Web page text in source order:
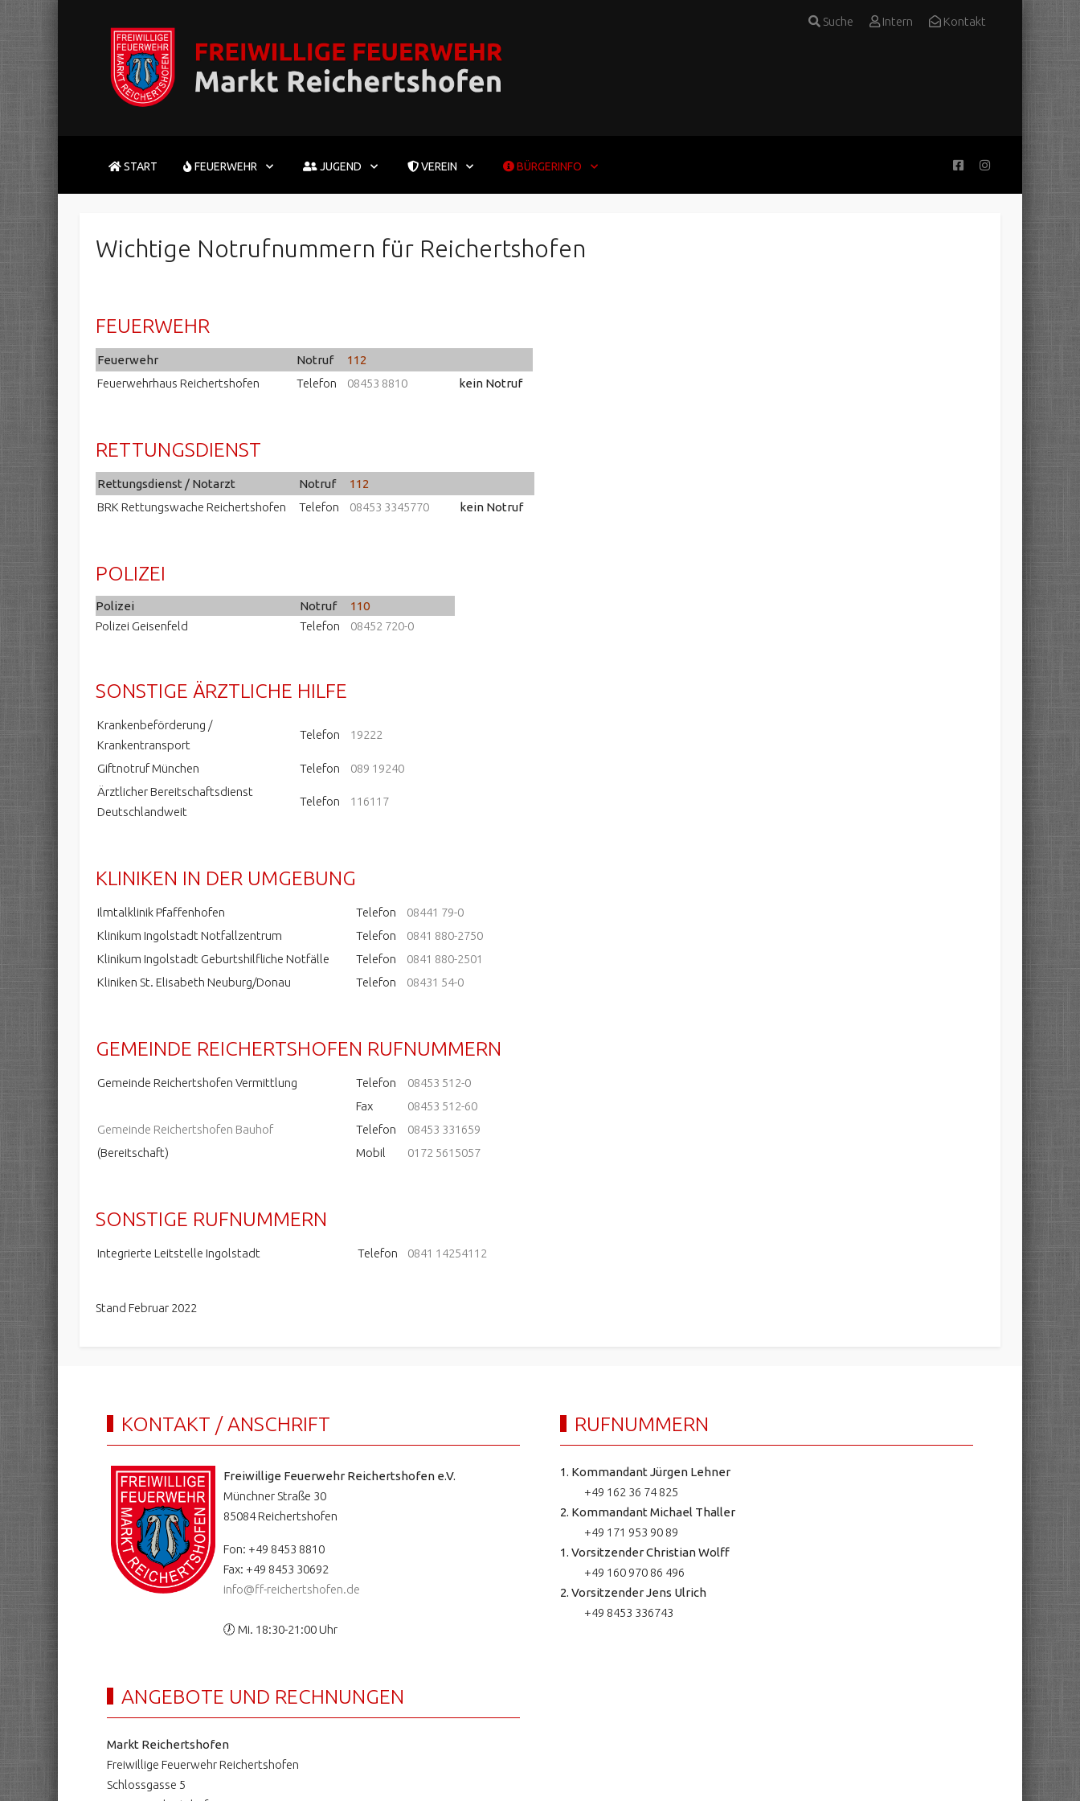
Suche Intern Kontakt
START FEUERWEHR JUGEND VEREIN BÜRGERINFO
Wichtige Notrufnummern für Reichertshofen
FEUERWEHR
Feuerwehr Notruf
112
Feuerwehrhaus Reichertshofen
Telefon 08453 8810 kein Notruf
RETTUNGSDIENST
Rettungsdienst / Notarzt Notruf
112
BRK Rettungswache Reichertshofen
Telefon 08453 3345770 kein Notruf
POLIZEI
Polizei Notruf
110
Polizei Geisenfeld
Telefon 08452 720-0
SONSTIGE ÄRZTLICHE HILFE
Krankenbeförderung /
Krankentransport
Telefon 19222
Giftnotruf München Telefon
089 19240
Ärztlicher Bereitschaftsdienst
Deutschlandweit
Telefon 116117
KLINIKEN IN DER UMGEBUNG
Ilmtalklinik Pfaffenhofen Telefon
08441 79-0
Klinikum Ingolstadt Notfallzentrum
Telefon
0841 880-2750
Klinikum Ingolstadt Geburtshilfliche Notfälle
Telefon
0841 880-2501
Kliniken St. Elisabeth Neuburg/Donau
Telefon 08431 54-0
GEMEINDE REICHERTSHOFEN RUFNUMMERN
Gemeinde Reichertshofen Vermittlung Telefon
08453 512-0
Fax
08453 512-60
Gemeinde Reichertshofen Bauhof
Telefon
08453 331659
(Bereitschaft)
Mobil 0172 5615057
SONSTIGE RUFNUMMERN
Integrierte Leitstelle Ingolstadt Telefon 0841 14254112
Stand Februar 2022
KONTAKT / ANSCHRIFT
Freiwillige Feuerwehr Reichertshofen e.V.
Münchner Straße 30
85084 Reichertshofen
Fon: +49 8453 8810
Fax: +49 8453 30692
info@ff-reichertshofen.de
🕖 Mi. 18:30-21:00 Uhr
ANGEBOTE UND RECHNUNGEN
Markt Reichertshofen
Freiwillige Feuerwehr Reichertshofen
Schlossgasse 5
RUFNUMMERN
1. Kommandant Jürgen Lehner
+49 162 36 74 825
2. Kommandant Michael Thaller
+49 171 953 90 89
1. Vorsitzender Christian Wolff
+49 160 970 86 496
2. Vorsitzender Jens Ulrich
+49 8453 336743